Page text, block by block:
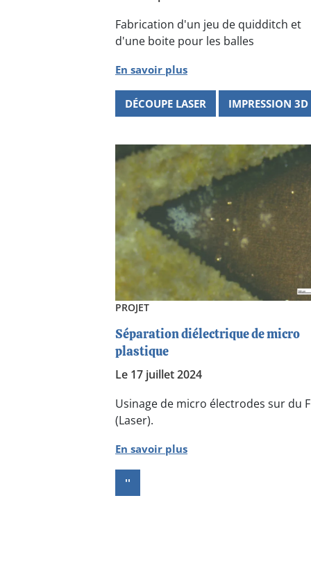
Fabrication d'un jeu de quidditch et
d'une boite pour les balles
En savoir plus
DÉCOUPE LASER IMPRESSION 3D
PROJET
Séparation diélectrique de micro
plastique
Le 17 juillet 2024
Usinage de micro électrodes sur du
(Laser).
En savoir plus
''